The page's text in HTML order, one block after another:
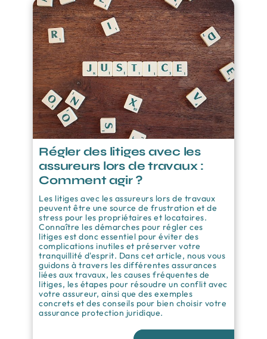
Régler des litiges avec les
assureurs lors de travaux :
Comment agir ?
Les litiges avec les assureurs lors de travaux
peuvent être une source de frustration et de
stress pour les propriétaires et locataires.
Connaître les démarches pour régler ces
litiges est donc essentiel pour éviter des
complications inutiles et préserver votre
tranquillité d'esprit. Dans cet article, nous vous
guidons à travers les différentes assurances
liées aux travaux, les causes fréquentes de
litiges, les étapes pour résoudre un conflit avec
votre assureur, ainsi que des exemples
concrets et des conseils pour bien choisir votre
assurance protection juridique.